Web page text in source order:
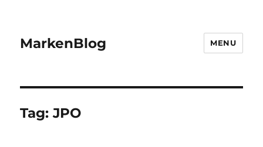
MarkenBlog MENU
Tag:JPO